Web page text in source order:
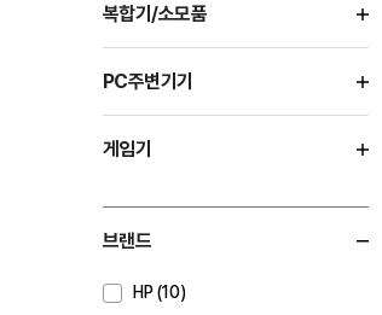
복합기/소모품
PC주변기기
게임기
브랜드
HP (10)